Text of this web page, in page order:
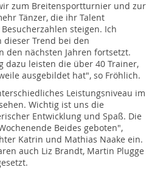
zum Breitensportturnier und zur
Tänzer, die ihr Talent
steigen. Ich
dieser Trend bei den
den nächsten Jahren fortsetzt.
dazu leisten die über 40 Trainer,
ausgebildet hat", so Fröhlich.
Leistungsniveau im
Wichtig ist uns die
Entwicklung und Spaß. Die
Beides geboten",
Katrin und Mathias Naake ein.
auch Liz Brandt, Martin Plugge